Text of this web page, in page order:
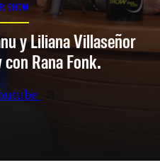
SHOW
y Liliana Villaseñor
Rana Fonk.